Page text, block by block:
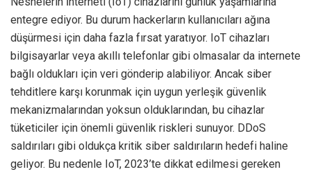
entegre ediyor. Bu durum hackerların kullanıcıları ağına
düşürmesi için daha fazla fırsat yaratıyor. IoT cihazları
bilgisayarlar veya akıllı telefonlar gibi olmasalar da internete
bağlı oldukları için veri gönderip alabiliyor. Ancak siber
tehditlere karşı korunmak için uygun yerleşik güvenlik
mekanizmalarından yoksun olduklarından, bu cihazlar
tüketiciler için önemli güvenlik riskleri sunuyor. DDoS
saldırıları gibi oldukça kritik siber saldırıların hedefi haline
geliyor. Bu nedenle IoT, 2023’te dikkat edilmesi gereken